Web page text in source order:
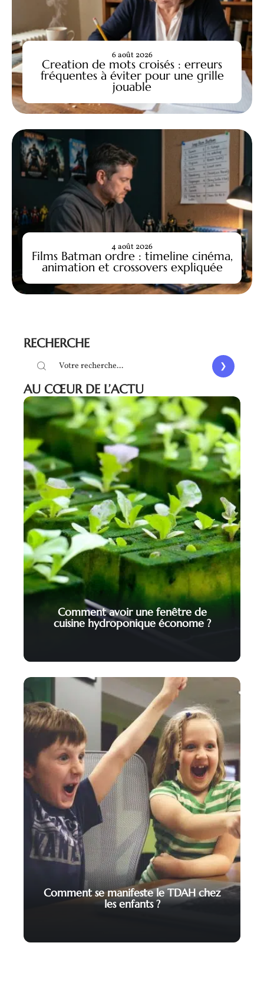
Creation de mots croisés : erreurs
fréquentes à éviter pour une grille
jouable
6 août 2026
Films Batman ordre : timeline cinéma,
animation et crossovers expliquée
4 août 2026
RECHERCHE
AU CŒUR DE L’ACTU
Comment avoir une fenêtre de
cuisine hydroponique économe ?
Comment se manifeste le TDAH chez
les enfants ?